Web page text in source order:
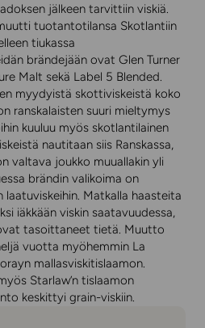
jälkeen tarvittiin viskiä.
tuotantotilansa Skotlantiin
tiukassa
brändejään ovat Glen Turner
Malt sekä Label 5 Blended.
myydyistä skottiviskeistä koko
ranskalaisten suuri mieltymys
kuuluu myös skotlantilainen
nautitaan siis Ranskassa,
valtava joukko muuallakin yli
brändin valikoima on
laatuviskeihin. Matkalla haasteita
iäkkään viskin saatavuudessa,
tasoittaneet tietä. Muutto
vuotta myöhemmin La
mallasviskitislaamon.
Starlaw’n tislaamon
keskittyi grain-viskiin.